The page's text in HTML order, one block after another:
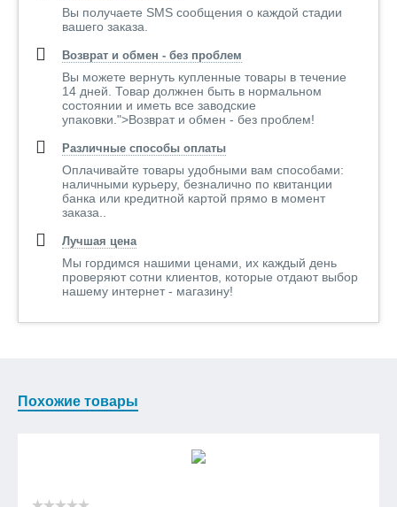
Вы получаете SMS сообщения о каждой стадии
вашего заказа.
Возврат и обмен - без проблем
Вы можете вернуть купленные товары в течение
14 дней. Товар должнен быть в нормальном
состоянии и иметь все заводские
упаковки.">Возврат и обмен - без проблем!
Различные способы оплаты
Оплачивайте товары удобными вам способами:
наличными курьеру, безналично по квитанции
банка или кредитной картой прямо в момент
заказа..
Лучшая цена
Мы гордимся нашими ценами, их каждый день
проверяют сотни клиентов, которые отдают выбор
нашему интернет - магазину!
Похожие товары